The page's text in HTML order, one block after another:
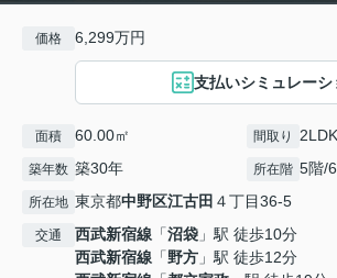
価格 6,299万円
支払いシミュレーシ
面積 60.00㎡ 間取り 2LDK
築年数 築30年 所在階 5階/
所在地 東京都中野区江古田 ４丁目36-5
交通 西武新宿線 「沼袋 」駅 徒歩10分
西武新宿線 「野方 」駅 徒歩12分